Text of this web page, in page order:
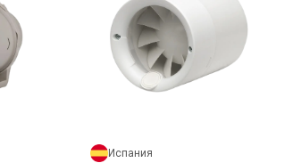
Испания